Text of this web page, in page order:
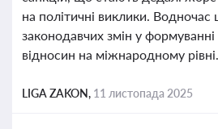
на політичні виклики.
законодавчих змін у
відносин на міжнародному рівні.
LIGA ZAKON, 11 листопада 2025